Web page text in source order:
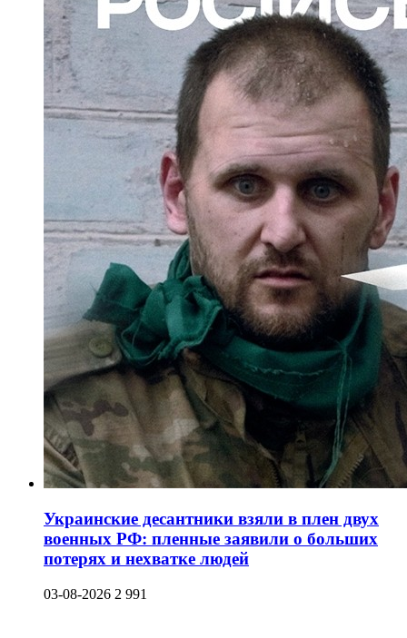
Украинские десантники взяли в плен двух
военных РФ: пленные заявили о больших
потерях и нехватке людей
03-08-2026 2 991